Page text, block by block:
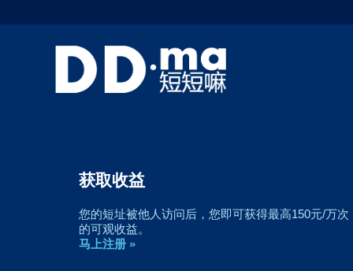
获取收益
您的短址被他人访问后，您即可获得最高150元/万次
的可观收益。
马上注册 »